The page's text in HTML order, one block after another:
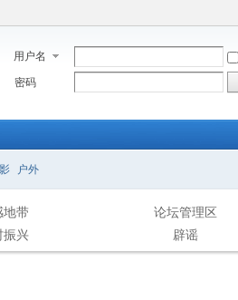
用户名
密码
户外
地带
振兴
论坛管理区
辟谣